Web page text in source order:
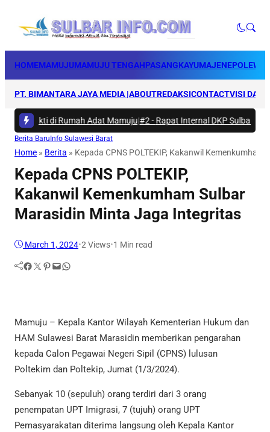
HOMEMAMUJUMAMUJU TENGAHPASANGKAYUMAJENE
PT. BIMANTARA JAYA MEDIA |ABOUTREDAKSICONTACTVISI DAN
Bakti di Rumah Adat Mamuju|#2 -Rapat Internal DKP Sulbar,
Berita Baru Info Sulawesi Barat
Home » Berita » Kepada CPNS POLTEKIP, Kakanwil
Kepada CPNS POLTEKIP,
Kakanwil Kemenkumham Sulbar
Marasidin Minta Jaga Integritas
March 1, 2024•2 Views•1 Min read
Facebook Twitter Pinterest Mail WhatsApp
Mamuju – Kepala Kantor Wilayah Kementerian Hukum dan
HAM Sulawesi Barat Marasidin memberikan pengarahan
kepada Calon Pegawai Negeri Sipil (CPNS) lulusan
Poltekim dan Poltekip, Jumat (1/3/2024).
Sebanyak 10 (sepuluh) orang terdiri dari 3 orang
penempatan UPT Imigrasi, 7 (tujuh) orang UPT
Pemasyarakatan diterima langsung oleh Kepala Kantor